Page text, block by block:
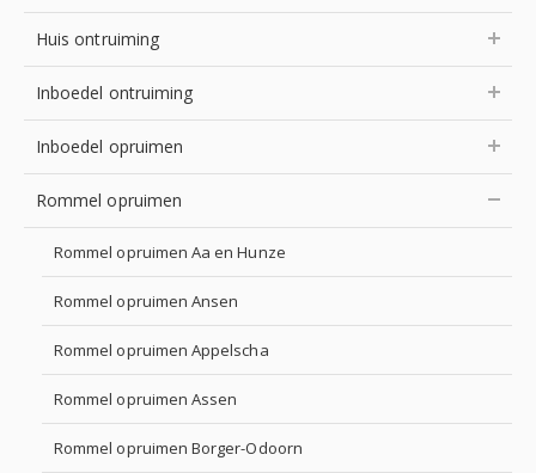
Huis ontruiming
Inboedel ontruiming
Inboedel opruimen
Rommel opruimen
Rommel opruimen Aa en Hunze
Rommel opruimen Ansen
Rommel opruimen Appelscha
Rommel opruimen Assen
Rommel opruimen Borger-Odoorn